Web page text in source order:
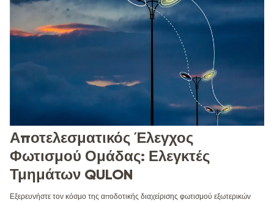
Αποτελεσματικός Έλεγχος
Φωτισμού Ομάδας: Ελεγκτές
Τμημάτων QULON
Εξερευνήστε τον κόσμο της αποδοτικής διαχείρισης φωτισμού εξωτερικών